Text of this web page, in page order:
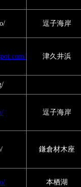
逗子海岸
津久井浜
逗子海岸
鎌倉材木座
本栖湖